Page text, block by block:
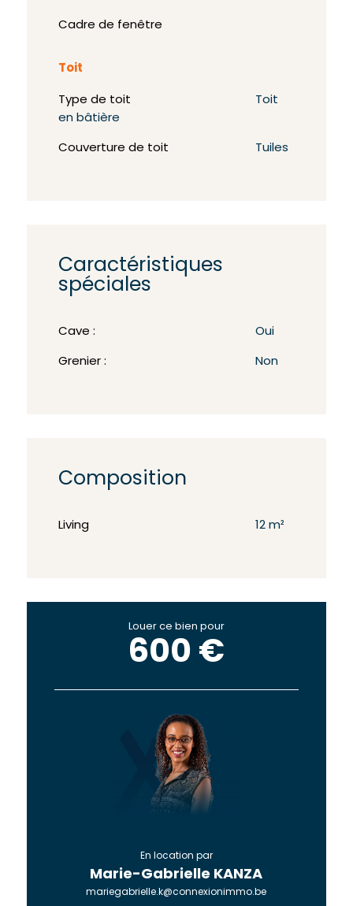
Cadre de fenêtre
Toit
Type de toit
Toit
en bâtière
Couverture de toit Tuiles
Caractéristiques
spéciales
Cave : Oui
Grenier : Non
Composition
Living 12 m²
Louer ce bien pour
600 €
En location par
Marie-Gabrielle KANZA
mariegabrielle.k@connexionimmo.be